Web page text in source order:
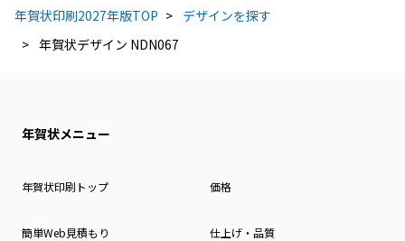
年賀状印刷2027年版TOP
デザインを探す
年賀状デザイン NDN067
年賀状メニュー
年賀状印刷トップ 価格
簡単Web見積もり 仕上げ・品質